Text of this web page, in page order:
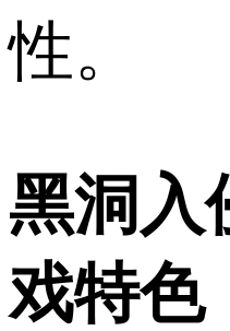
性。
黑洞入
戏特色